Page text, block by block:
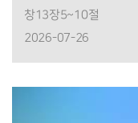
창13장5~10절
2026-07-26